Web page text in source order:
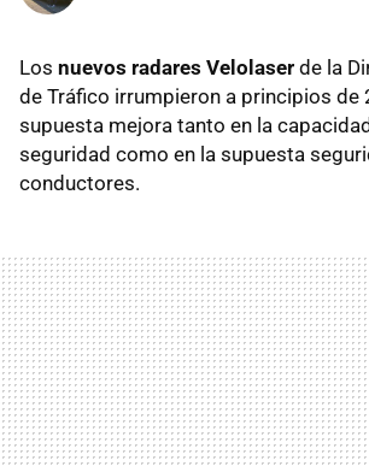
Los nuevos radares Velolaser de la
de Tráfico irrumpieron a principios de
supuesta mejora tanto en la
seguridad como en la supuesta
conductores.